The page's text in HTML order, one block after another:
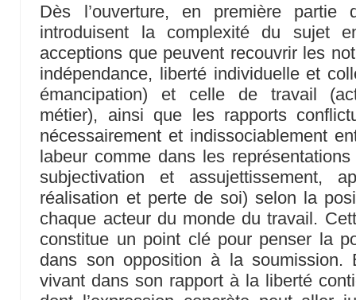
Dès l’ouverture, en première partie
introduisent la complexité du sujet
acceptions que peuvent recouvrir les
indépendance, liberté individuelle et
émancipation) et celle de travail
métier), ainsi que les rapports
nécessairement et indissociablement
labeur comme dans les
subjectivation et assujettissement,
réalisation et perte de soi) selon la
chaque acteur du monde du travail.
constitue un point clé pour penser la
dans son opposition à la soumission.
vivant dans son rapport à la liberté